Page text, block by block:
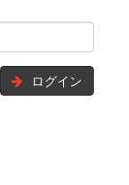
ログイン